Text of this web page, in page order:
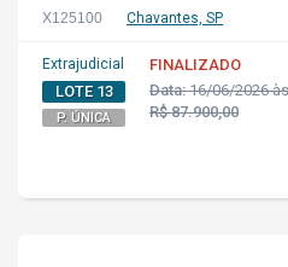
X125100 Chavantes, SP
Extrajudicial
LOTE 13
P. ÚNICA
FINALIZADO
Data:16/06/2026
R$ 87.900,00